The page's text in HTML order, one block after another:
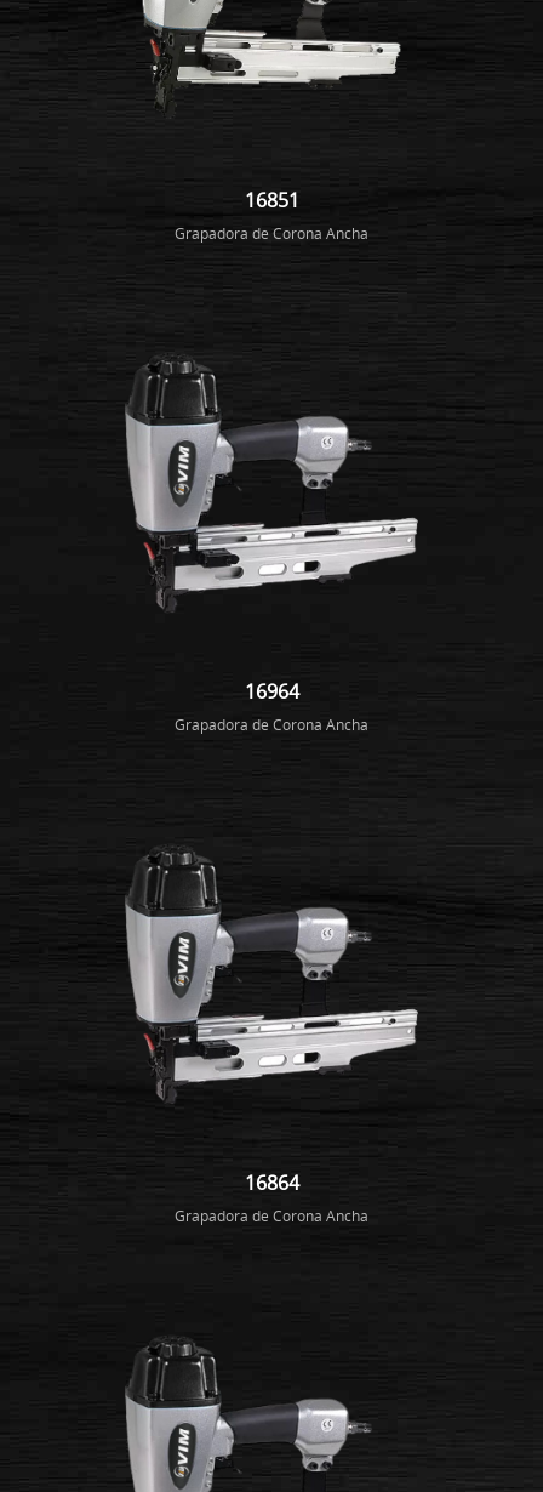
16851
Grapadora de Corona Ancha
16964
Grapadora de Corona Ancha
16864
Grapadora de Corona Ancha